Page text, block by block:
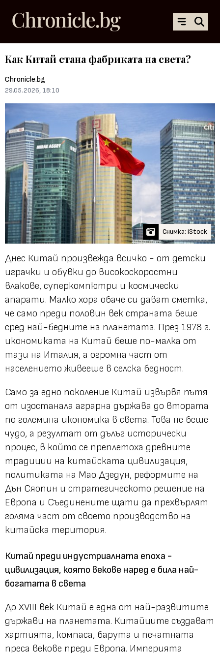
Как Китай стана фабриката на света?
Chronicle.bg
29.05.2026, 18:10
Снимка: iStock
Днес Китай произвежда всичко - от детски
играчки и обувки до високоскоростни
влакове, суперкомпютри и космически
апарати. Малко хора обаче си дават сметка,
че само преди половин век страната беше
сред най-бедните на планетата. През 1978 г.
икономиката на Китай беше по-малка от
тази на Италия, а огромна част от
населението живееше в селска бедност.
Само за едно поколение Китай извървя пътя
от изостанала аграрна държава до втората
по големина икономика в света. Това не беше
чудо, а резултат от дълъг исторически
процес, в който се преплетоха древните
традиции на китайската цивилизация,
политиката на Мао Дзедун, реформите на
Дън Сяопин и стратегическото решение на
Европа и Съединените щати да прехвърлят
голяма част от своето производство на
китайска територия.
Китай преди индустриалната епоха -
цивилизация, която векове наред е била най-
богатата в света
До XVIII век Китай е една от най-развитите
държави на планетата. Китайците създават
хартията, компаса, барута и печатната
преса векове преди Европа. Империята